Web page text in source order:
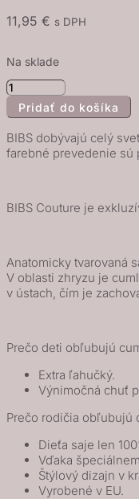
11,95 € s DPH
Na sklade
množstvo
BIBS
anatomické
prírodného
-
veľkosť
/
Baby
Blue
Pridať do košíka
BIBS dobývajú celý
farebné prevedenie sú
BIBS Couture je
Anatomicky tvarovaná
V oblasti zhryzu je
v ústach, čím je
Prečo deti obľubujú
Extra ľahučký.
Výnimočná chuť
Prečo rodičia obľubujú
Dieťa saje len
Vďaka
Štýlový dizajn v
Vyrobené v EU.